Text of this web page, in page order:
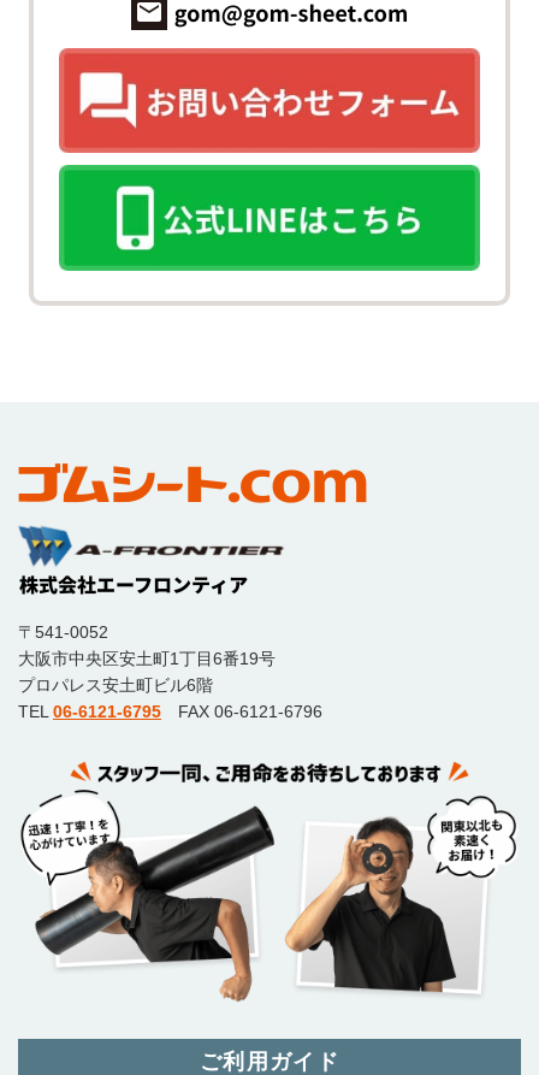
〒541-0052
大阪市中央区安土町1丁目6番19号
プロパレス安土町ビル6階
TEL 06-6121-6795 FAX 06-6121-6796
ご利用ガイド